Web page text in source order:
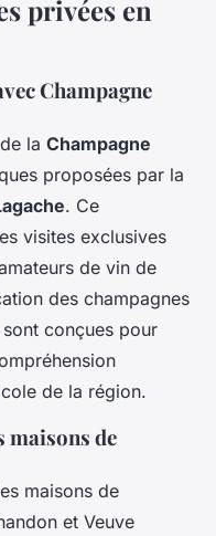
privées en
Champagne
la Champagne
proposées par la
. Ce
visites exclusives
de vin de
des champagnes
conçues pour
de la région.
maisons de
maisons de
et Veuve